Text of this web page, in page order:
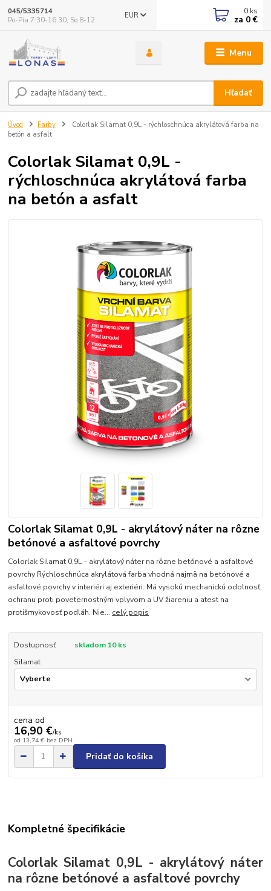
Menu
EUR
Hľadať
045/5335714
Po-Pia 7:30-16.30, So 8-12
0 ks
za 0 €
Úvod Farby
Colorlak Silamat 0,9L - rýchloschnúca akrylátová farba na
betón a asfalt
Colorlak Silamat 0,9L -
rýchloschnúca akrylátová farba
na betón a asfalt
Colorlak Silamat 0,9L - akrylátový náter na rôzne
betónové a asfaltové povrchy
Colorlak Silamat 0,9L - akrylátový náter na rôzne betónové a asfaltové
povrchy Rýchloschnúca akrylátová farba vhodná najmä na betónové a
asfaltové povrchy v interiéri aj exteriéri. Má vysokú mechanickú odolnosť,
ochranu proti poveternostným vplyvom a UV žiareniu a atest na
protišmykovosť podláh. Nie... celý popis
Dostupnosť
skladom 10 ks
Silamat
cena od
16,90 €/ks
od 13,74 € bez DPH
Pridať do košíka
Kompletné špecifikácie
Colorlak Silamat 0,9L - akrylátový náter
na rôzne betónové a asfaltové povrchy